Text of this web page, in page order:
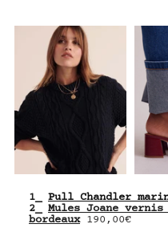
1_ Pull Chandler
2_ Mules Joane
bordeaux 190,00€